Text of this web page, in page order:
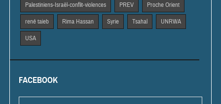
Palestiniens-Israël-conflit-violences PREV Proche Orient
rené taieb Rima Hassan Syrie Tsahal UNRWA
USA
FACEBOOK